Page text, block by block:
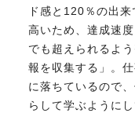
ド感と120％の出
高いため、達成速
でも超えられるよ
報を収集する」。
に落ちているので
らして学ぶように